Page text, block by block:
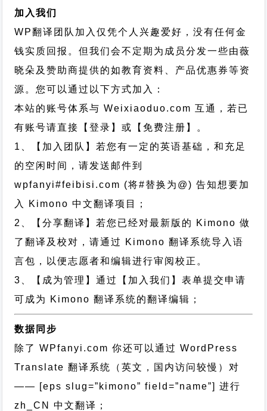
加入我们
WP翻译团队加入仅凭个人兴趣爱好，没有任何金
钱实质回报。但我们会不定期为成员分发一些由薇
晓朵及赞助商提供的如教育资料、产品优惠券等资
源。您可以通过以下方式加入：
本站的账号体系与Weixiaoduo.com 互通，若已
有账号请直接【登录】或【免费注册】。
1、【加入团队】若您有一定的英语基础，和充足
的空闲时间，请发送邮件到
wpfanyi#feibisi.com (将#替换为@) 告知想要加
入 Kimono 中文翻译项目；
2、【分享翻译】若您已经对最新版的 Kimono 做
了翻译及校对，请通过 Kimono 翻译系统导入语
言包，以便志愿者和编辑进行审阅校正。
3、【成为管理】通过【加入我们】表单提交申请
可成为 Kimono 翻译系统的翻译编辑；
数据同步
除了 WPfanyi.com 你还可以通过WordPress
Translate 翻译系统（英文，国内访问较慢）对
—— [eps slug=”kimono” field=”name”]进行
zh_CN
中文翻译；